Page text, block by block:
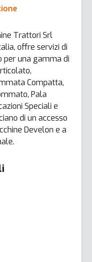
Trattori Srl
offre servizi di
per una gamma di
Compatta,
Pala
Speciali e
di un accesso
Develon e a